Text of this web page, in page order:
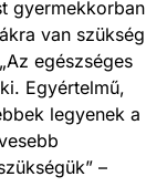
gyermekkorban
van szükség
egészséges
Egyértelmű,
legyenek a
–